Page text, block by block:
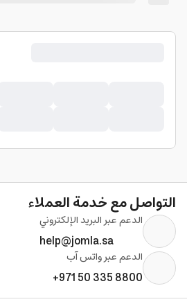
التواصل مع خدمة العملاء
الدعم عبر البريد الإلكتروني
help@jomla.sa
الدعم عبر واتس آب
+971 50 335 8800